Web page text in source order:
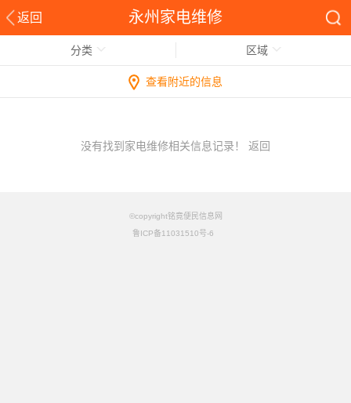
返回 永州家电维修
分类 区域
查看附近的信息
没有找到家电维修相关信息记录！ 返回
©copyright铭竟便民信息网
鲁ICP备11031510号-6